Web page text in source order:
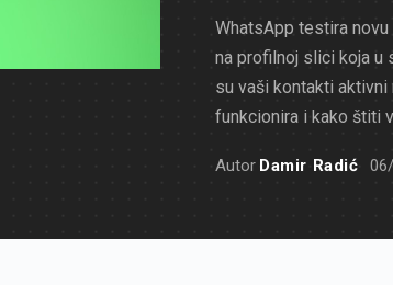
WhatsApp testira
na profilnoj slici koja u
su vaši kontakti aktivni
funkcionira i kako štiti
Autor Damir Radić